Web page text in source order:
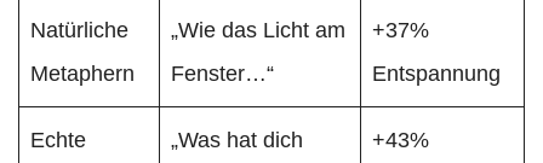
Natürliche
Metaphern
„Wie das Licht am
Fenster…“
+37%
Entspannung
Echte „Was hat dich +43%